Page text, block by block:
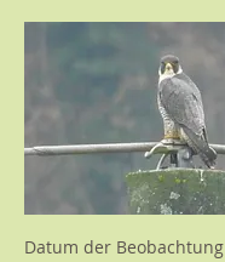
Datum der Beobachtung